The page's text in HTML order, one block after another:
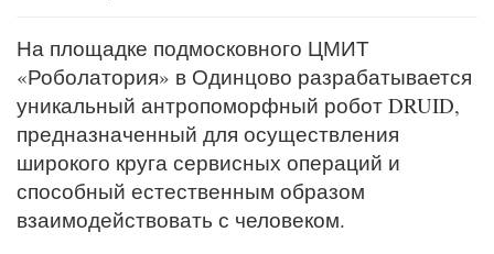
На площадке подмосковного ЦМИТ
«Роболатория» в Одинцово разрабатывается
уникальный антропоморфный робот DRUID,
предназначенный для осуществления
широкого круга сервисных операций и
способный естественным образом
взаимодействовать с человеком.